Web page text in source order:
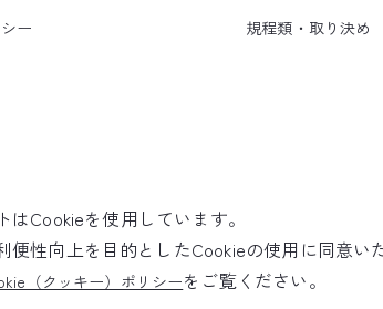
ー 規程類・取り決め
はCookieを使用しています。
便性向上を目的としたCookieの使用に同意い
（クッキー）ポリシーをご覧ください。